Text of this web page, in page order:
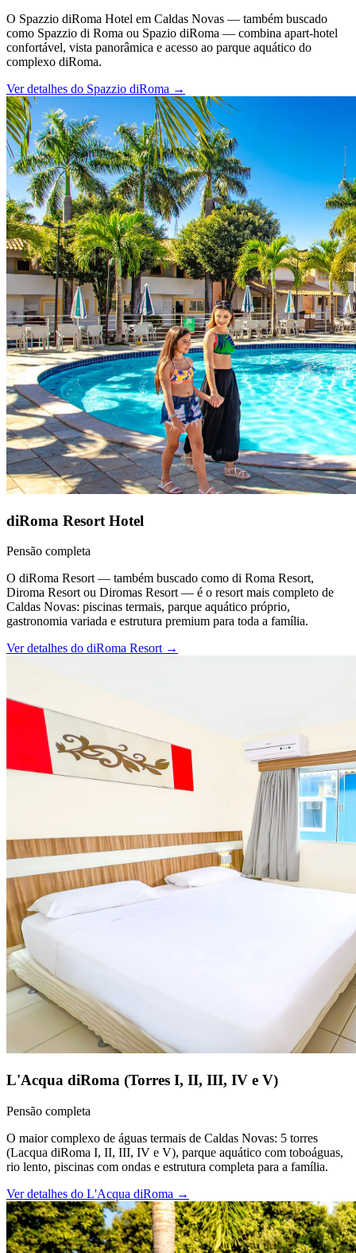
O Spazzio diRoma Hotel em Caldas Novas — também buscado
como Spazzio di Roma ou Spazio diRoma — combina apart-hotel
confortável, vista panorâmica e acesso ao parque aquático do
complexo diRoma.
Ver detalhes do Spazzio diRoma →
diRoma Resort Hotel
Pensão completa
O diRoma Resort — também buscado como di Roma Resort,
Diroma Resort ou Diromas Resort — é o resort mais completo de
Caldas Novas: piscinas termais, parque aquático próprio,
gastronomia variada e estrutura premium para toda a família.
Ver detalhes do diRoma Resort →
L'Acqua diRoma (Torres I, II, III, IV e V)
Pensão completa
O maior complexo de águas termais de Caldas Novas: 5 torres
(Lacqua diRoma I, II, III, IV e V), parque aquático com toboáguas,
rio lento, piscinas com ondas e estrutura completa para a família.
Ver detalhes do L'Acqua diRoma →